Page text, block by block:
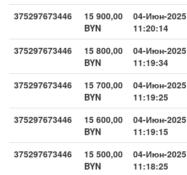
375297673446
15 900,00
BYN
04-Июн-2025
11:20:14
375297673446
15 800,00
BYN
04-Июн-2025
11:19:34
375297673446
15 700,00
BYN
04-Июн-2025
11:19:25
375297673446
15 600,00
BYN
04-Июн-2025
11:19:15
375297673446
15 500,00
BYN
04-Июн-2025
11:18:25